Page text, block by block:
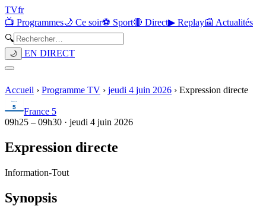
TVfr
📺 Programmes🌙 Ce soir⚽ Sport🔴 Direct▶ Replay📰 Actualités
🔍
🌙 EN DIRECT
Accueil › Programme TV › jeudi 4 juin 2026 › Expression directe
France 5
09h25 – 09h30 · jeudi 4 juin 2026
Expression directe
Information-Tout
Synopsis